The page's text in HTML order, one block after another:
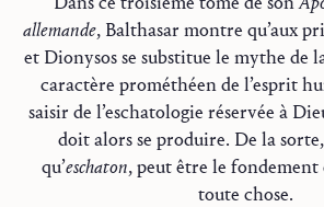
allemande, Balthasar montre qu’aux
et Dionysos se substitue le mythe de
caractère prométhéen de l’esprit
saisir de l’eschatologie réservée à
doit alors se produire. De la
qu’eschaton, peut être le fondement
toute chose.